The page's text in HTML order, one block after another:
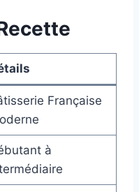
Française
à